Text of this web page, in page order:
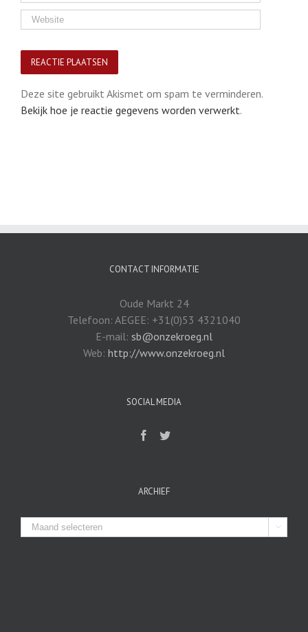
Deze site gebruikt Akismet om spam te verminderen.
Bekijk hoe je reactie gegevens worden verwerkt.
CONTACT INFORMATIE
Oude Markt 24
Telefoon: AEGEE: +31(0)53 4321040
E-mail: sb@onzekroeg.nl
Web: http://www.onzekroeg.nl
SOCIAL MEDIA
ARCHIEF
